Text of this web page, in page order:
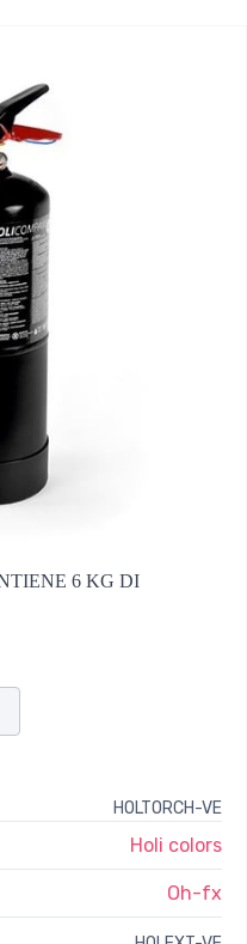
6 KG DI
HOLTORCH-VE
Holi colors
Oh-fx